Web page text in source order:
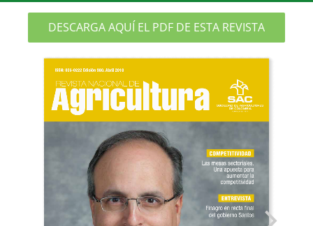
DESCARGA AQUÍ EL PDF DE ESTA REVISTA